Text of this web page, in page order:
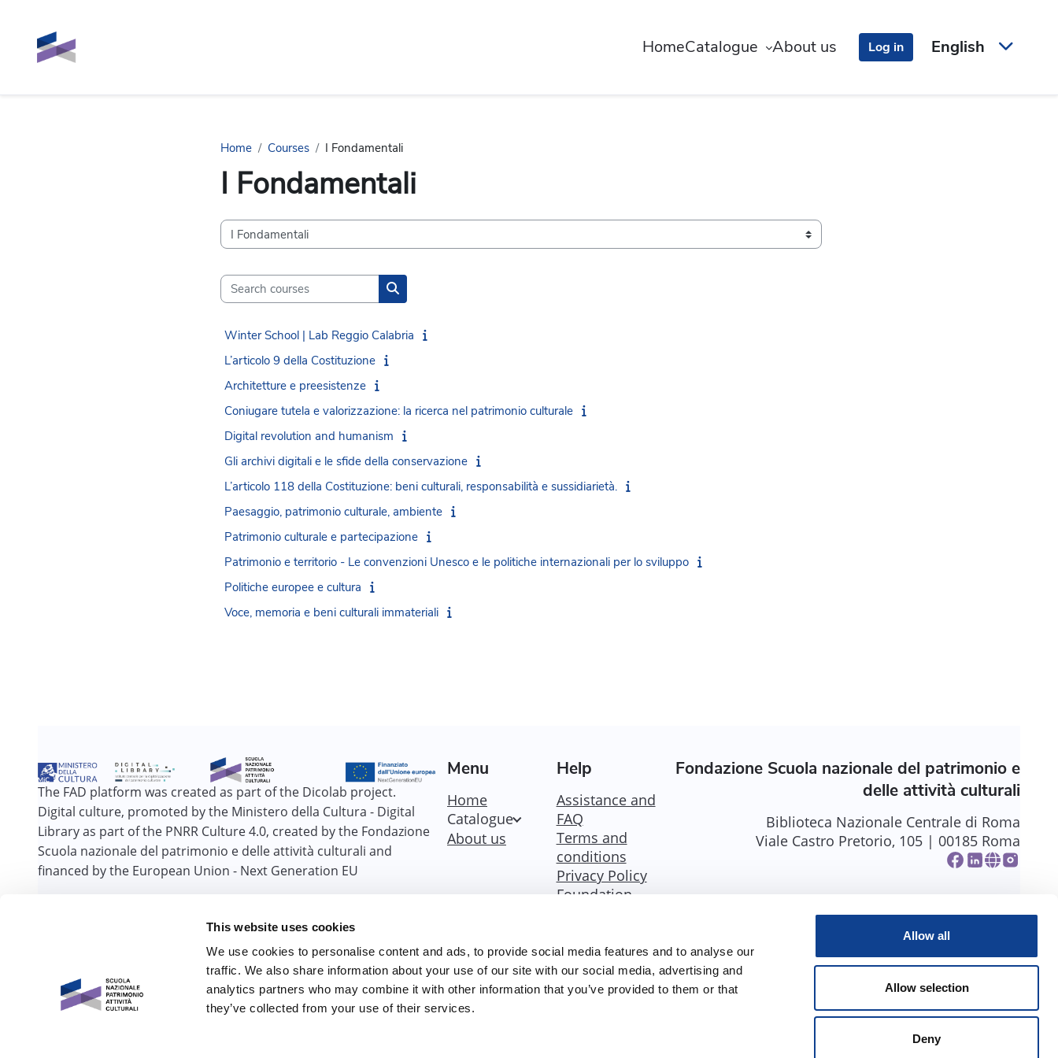
This website uses cookies
We use cookies to personalise content and ads, to provide social media features and to analyse our
traffic. We also share information about your use of our site with our social media, advertising and
analytics partners who may combine it with other information that you’ve provided to them or that
they’ve collected from your use of their services.
Allow all
Allow selection
Deny
HomeCatalogue About us Log in English
Home Courses I Fondamentali
I Fondamentali
Course categories
Search courses
Search courses
Winter School | Lab Reggio Calabria
L’articolo 9 della Costituzione
Architetture e preesistenze
Coniugare tutela e valorizzazione: la ricerca nel patrimonio culturale
Digital revolution and humanism
Gli archivi digitali e le sfide della conservazione
L’articolo 118 della Costituzione: beni culturali, responsabilità e sussidiarietà.
Paesaggio, patrimonio culturale, ambiente
Patrimonio culturale e partecipazione
Patrimonio e territorio - Le convenzioni Unesco e le politiche internazionali per lo sviluppo
Politiche europee e cultura
Voce, memoria e beni culturali immateriali
The FAD platform was created as part of the Dicolab project.
Digital culture, promoted by the Ministero della Cultura - Digital
Library as part of the PNRR Culture 4.0, created by the Fondazione
Scuola nazionale del patrimonio e delle attività culturali and
financed by the European Union - Next Generation EU
Menu
Home
Catalogue
About us
Help
Assistance and
FAQ
Terms and
conditions
Privacy Policy
Foundation
Cookie Policy
Accessibility
statement
Fondazione Scuola nazionale del patrimonio e
delle attività culturali
Biblioteca Nazionale Centrale di Roma
Viale Castro Pretorio, 105 | 00185 Roma